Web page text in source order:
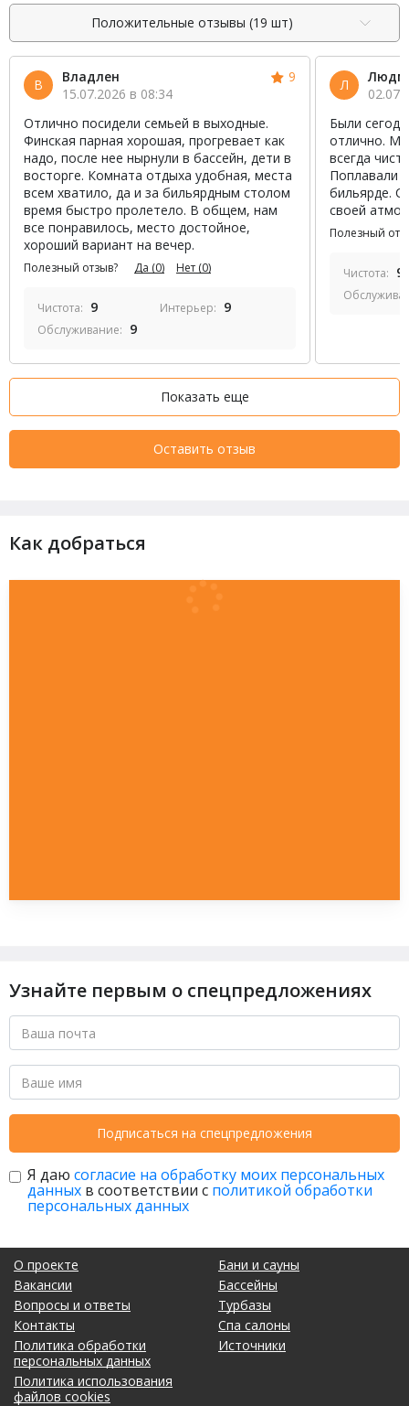
Положительные отзывы (19 шт)
В
Владлен
15.07.2026 в 08:34
9
Отлично посидели семьей в выходные.
Финская парная хорошая, прогревает как
надо, после нее нырнули в бассейн, дети в
восторге. Комната отдыха удобная, места
всем хватило, да и за бильярдным столом
время быстро пролетело. В общем, нам
все понравилось, место достойное,
хороший вариант на вечер.
Полезный отзыв? Да (0) Нет (0)
Чистота: 9 Интерьер: 9
Обслуживание: 9
Л
Были
отлично.
всегда
Поплавали
бильярде.
своей
Полезный
Чистота: 9
Показать еще
Оставить отзыв
Как добраться
Узнайте первым о спецпредложениях
Подписаться на спецпредложения
Я даю согласие на обработку моих персональных
данных в соответствии с политикой обработки
персональных данных
О проекте
Вакансии
Вопросы и ответы
Контакты
Политика обработки
персональных данных
Политика использования
файлов cookies
Бани и сауны
Бассейны
Турбазы
Спа салоны
Источники